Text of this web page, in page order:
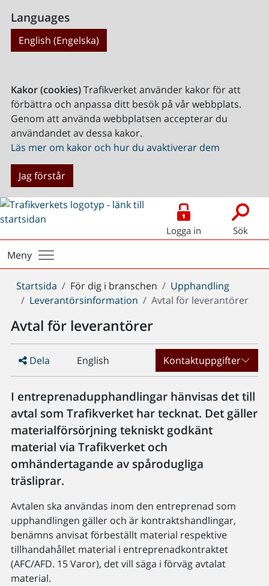
Languages
English (Engelska)
Kakor (cookies)Trafikverket använder kakor för att
förbättra och anpassa ditt besök på vår webbplats.
Genom att använda webbplatsen accepterar du
användandet av dessa kakor.
Läs mer om kakor och hur du avaktiverar dem
Jag förstår
Logga in Sök
Meny
Du
är
Startsida För dig i branschen
Upphandling
Leverantörsinformation
Avtal för leverantörer
Avtal för leverantörer
Dela English Kontaktuppgifter
I entreprenadupphandlingar hänvisas det till
avtal som Trafikverket har tecknat. Det gäller
materialförsörjning tekniskt godkänt
material via Trafikverket och
omhändertagande av spårodugliga
träsliprar.
Avtalen ska användas inom den entreprenad som
upphandlingen gäller och är kontraktshandlingar,
benämns anvisat förbeställt material respektive
tillhandahållet material i entreprenadkontraktet
(AFC/AFD. 15 Varor), det vill säga i förväg avtalat
material.